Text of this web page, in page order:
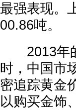
最强表现。
00.86吨。
2013年的
时，中国市
密追踪黄金
以购买金饰